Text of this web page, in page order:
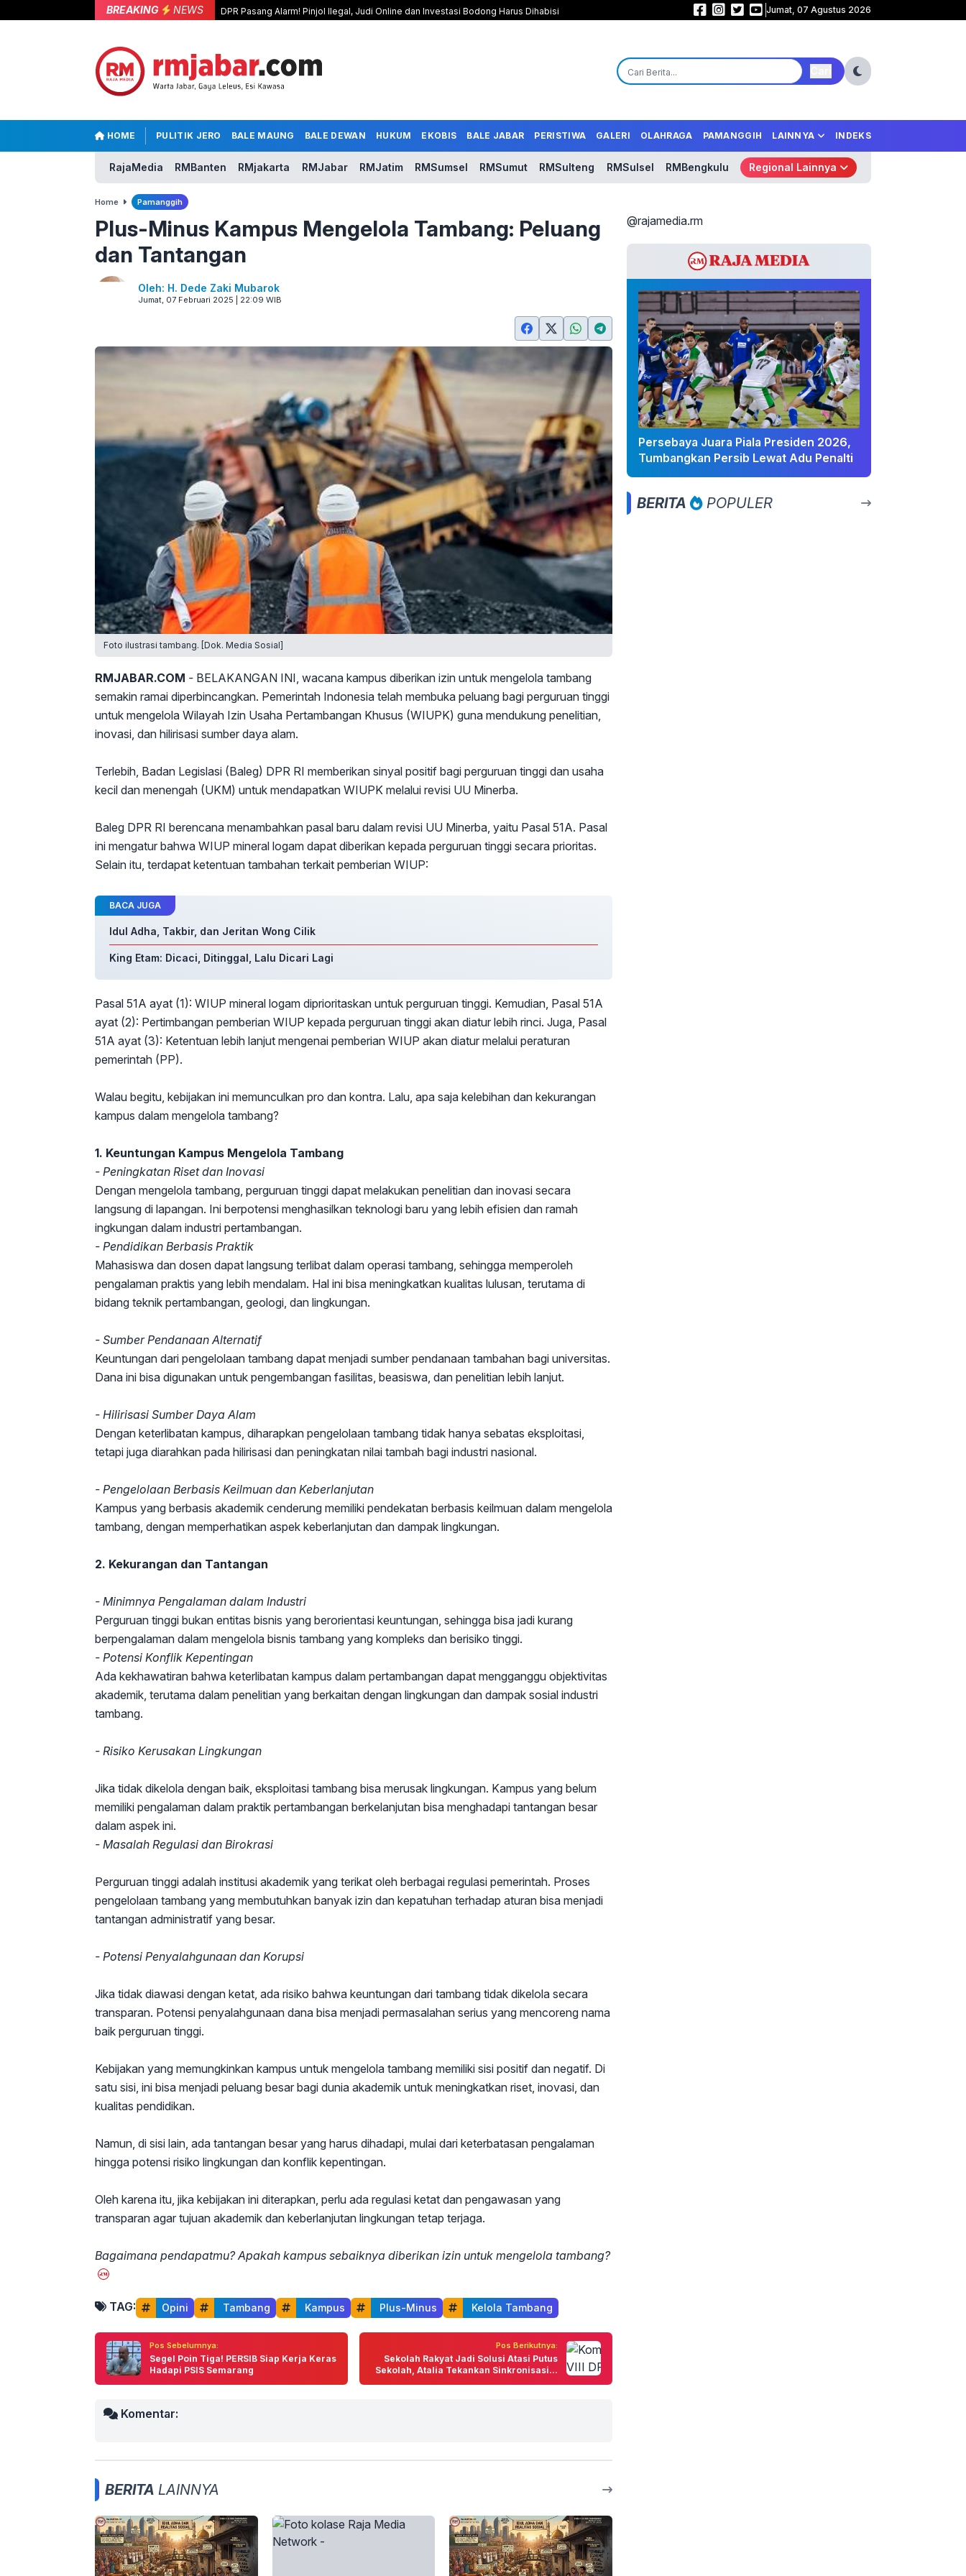
BREAKING NEWS DPR Pasang Alarm! Pinjol Ilegal, Judi Online dan Investasi Bodong Harus Dihabisi Samurai Biru Mengamuk! Jepang Libas Tunisia 4-0, Tempel Ketat Belanda
Jumat, 07 Agustus 2026
HOME PULITIK JERO BALE MAUNG BALE DEWAN HUKUM EKOBIS BALE JABAR PERISTIWA GALERI OLAHRAGA PAMANGGIH LAINNYA INDEKS
RajaMedia RMBanten RMjakarta RMJabar RMJatim RMSumsel RMSumut RMSulteng RMSulsel RMBengkulu Regional Lainnya
Home Pamanggih
Plus-Minus Kampus Mengelola Tambang: Peluang
dan Tantangan
Oleh: H. Dede Zaki Mubarok
Jumat, 07 Februari 2025 | 22:09 WIB
Foto ilustrasi tambang. [Dok. Media Sosial]
RMJABAR.COM - BELAKANGAN INI, wacana kampus diberikan izin untuk mengelola tambang
semakin ramai diperbincangkan. Pemerintah Indonesia telah membuka peluang bagi perguruan tinggi
untuk mengelola Wilayah Izin Usaha Pertambangan Khusus (WIUPK) guna mendukung penelitian,
inovasi, dan hilirisasi sumber daya alam.
Terlebih, Badan Legislasi (Baleg) DPR RI memberikan sinyal positif bagi perguruan tinggi dan usaha
kecil dan menengah (UKM) untuk mendapatkan WIUPK melalui revisi UU Minerba.
Baleg DPR RI berencana menambahkan pasal baru dalam revisi UU Minerba, yaitu Pasal 51A. Pasal
ini mengatur bahwa WIUP mineral logam dapat diberikan kepada perguruan tinggi secara prioritas.
Selain itu, terdapat ketentuan tambahan terkait pemberian WIUP:
BACA JUGA
Idul Adha, Takbir, dan Jeritan Wong Cilik
King Etam: Dicaci, Ditinggal, Lalu Dicari Lagi
Pasal 51A ayat (1): WIUP mineral logam diprioritaskan untuk perguruan tinggi. Kemudian, Pasal 51A
ayat (2): Pertimbangan pemberian WIUP kepada perguruan tinggi akan diatur lebih rinci. Juga, Pasal
51A ayat (3): Ketentuan lebih lanjut mengenai pemberian WIUP akan diatur melalui peraturan
pemerintah (PP).
Walau begitu, kebijakan ini memunculkan pro dan kontra. Lalu, apa saja kelebihan dan kekurangan
kampus dalam mengelola tambang?
1. Keuntungan Kampus Mengelola Tambang
- Peningkatan Riset dan Inovasi
Dengan mengelola tambang, perguruan tinggi dapat melakukan penelitian dan inovasi secara
langsung di lapangan. Ini berpotensi menghasilkan teknologi baru yang lebih efisien dan ramah
ingkungan dalam industri pertambangan.
- Pendidikan Berbasis Praktik
Mahasiswa dan dosen dapat langsung terlibat dalam operasi tambang, sehingga memperoleh
pengalaman praktis yang lebih mendalam. Hal ini bisa meningkatkan kualitas lulusan, terutama di
bidang teknik pertambangan, geologi, dan lingkungan.
- Sumber Pendanaan Alternatif
Keuntungan dari pengelolaan tambang dapat menjadi sumber pendanaan tambahan bagi universitas.
Dana ini bisa digunakan untuk pengembangan fasilitas, beasiswa, dan penelitian lebih lanjut.
- Hilirisasi Sumber Daya Alam
Dengan keterlibatan kampus, diharapkan pengelolaan tambang tidak hanya sebatas eksploitasi,
tetapi juga diarahkan pada hilirisasi dan peningkatan nilai tambah bagi industri nasional.
- Pengelolaan Berbasis Keilmuan dan Keberlanjutan
Kampus yang berbasis akademik cenderung memiliki pendekatan berbasis keilmuan dalam mengelola
tambang, dengan memperhatikan aspek keberlanjutan dan dampak lingkungan.
2. Kekurangan dan Tantangan
- Minimnya Pengalaman dalam Industri
Perguruan tinggi bukan entitas bisnis yang berorientasi keuntungan, sehingga bisa jadi kurang
berpengalaman dalam mengelola bisnis tambang yang kompleks dan berisiko tinggi.
- Potensi Konflik Kepentingan
Ada kekhawatiran bahwa keterlibatan kampus dalam pertambangan dapat mengganggu objektivitas
akademik, terutama dalam penelitian yang berkaitan dengan lingkungan dan dampak sosial industri
tambang.
- Risiko Kerusakan Lingkungan
Jika tidak dikelola dengan baik, eksploitasi tambang bisa merusak lingkungan. Kampus yang belum
memiliki pengalaman dalam praktik pertambangan berkelanjutan bisa menghadapi tantangan besar
dalam aspek ini.
- Masalah Regulasi dan Birokrasi
Perguruan tinggi adalah institusi akademik yang terikat oleh berbagai regulasi pemerintah. Proses
pengelolaan tambang yang membutuhkan banyak izin dan kepatuhan terhadap aturan bisa menjadi
tantangan administratif yang besar.
- Potensi Penyalahgunaan dan Korupsi
Jika tidak diawasi dengan ketat, ada risiko bahwa keuntungan dari tambang tidak dikelola secara
transparan. Potensi penyalahgunaan dana bisa menjadi permasalahan serius yang mencoreng nama
baik perguruan tinggi.
Kebijakan yang memungkinkan kampus untuk mengelola tambang memiliki sisi positif dan negatif. Di
satu sisi, ini bisa menjadi peluang besar bagi dunia akademik untuk meningkatkan riset, inovasi, dan
kualitas pendidikan.
Namun, di sisi lain, ada tantangan besar yang harus dihadapi, mulai dari keterbatasan pengalaman
hingga potensi risiko lingkungan dan konflik kepentingan.
Oleh karena itu, jika kebijakan ini diterapkan, perlu ada regulasi ketat dan pengawasan yang
transparan agar tujuan akademik dan keberlanjutan lingkungan tetap terjaga.
Bagaimana pendapatmu? Apakah kampus sebaiknya diberikan izin untuk mengelola tambang?
TAG: Opini Tambang Kampus Plus-Minus Kelola Tambang
Pos Sebelumnya:
Segel Poin Tiga! PERSIB Siap Kerja Keras
Hadapi PSIS Semarang
Pos Berikutnya:
Sekolah Rakyat Jadi Solusi Atasi Putus
Sekolah, Atalia Tekankan Sinkronisasi...
Komentar:
BERITA LAINNYA
@rajamedia.rm
Persebaya Juara Piala Presiden 2026,
Tumbangkan Persib Lewat Adu Penalti
BERITA POPULER